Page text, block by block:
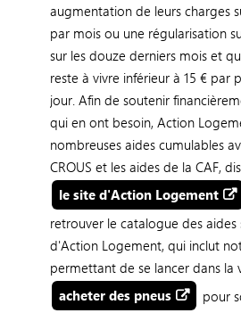
augmentation de leurs charges
par mois ou une régularisation
sur les douze derniers mois et
reste à vivre inférieur à 15 € par
jour. Afin de soutenir
qui en ont besoin, Action
nombreuses aides cumulables
CROUS et les aides de la CAF,
le site d'Action Logement
retrouver le catalogue des aides
d'Action Logement, qui inclut
permettant de se lancer dans la
acheter des pneus
pour